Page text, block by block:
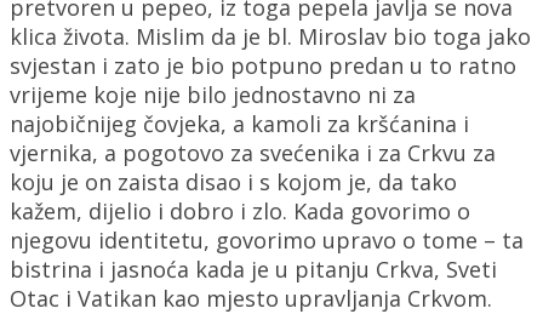
pretvoren u pepeo, iz toga pepela javlja se nova
klica života. Mislim da je bl. Miroslav bio toga jako
svjestan i zato je bio potpuno predan u to ratno
vrijeme koje nije bilo jednostavno ni za
najobičnijeg čovjeka, a kamoli za kršćanina i
vjernika, a pogotovo za svećenika i za Crkvu za
koju je on zaista disao i s kojom je, da tako
kažem, dijelio i dobro i zlo. Kada govorimo o
njegovu identitetu, govorimo upravo o tome – ta
bistrina i jasnoća kada je u pitanju Crkva, Sveti
Otac i Vatikan kao mjesto upravljanja Crkvom.